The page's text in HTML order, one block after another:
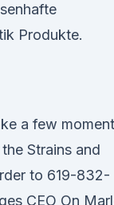
Produkte.
a few
Strains and
to 619-832-
CEO On